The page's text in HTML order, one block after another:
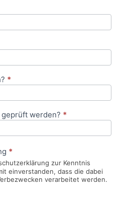
*
werden? *
*
zur Kenntnis
einverstanden, dass die dabei
verarbeitet werden.